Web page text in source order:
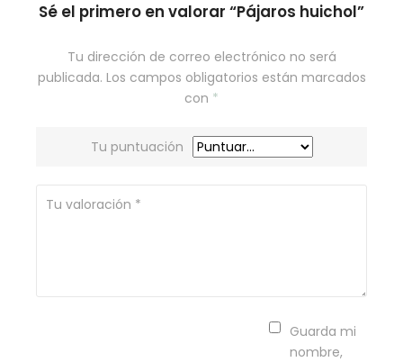
Sé el primero en valorar “Pájaros huichol”
Tu dirección de correo electrónico no será
publicada. Los campos obligatorios están marcados
con *
Tu puntuación
Guarda mi
nombre,